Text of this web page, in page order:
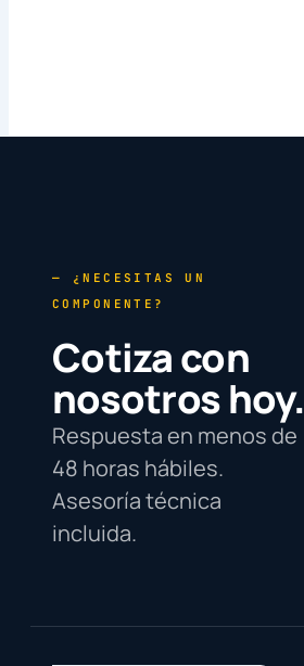
— ¿NECESITAS UN
COMPONENTE?
Cotiza con
nosotros hoy.
Respuesta en menos de
48 horas hábiles.
Asesoría técnica
incluida.